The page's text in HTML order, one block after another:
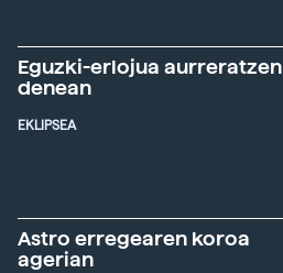
Eguzki-erlojua aurreratzen
denean
EKLIPSEA
Astro erregearen koroa
agerian